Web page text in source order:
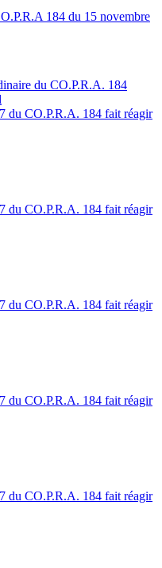
184 du 15 novembre
du CO.P.R.A. 184
du CO.P.R.A. 184 fait réagir
du CO.P.R.A. 184 fait réagir
du CO.P.R.A. 184 fait réagir
du CO.P.R.A. 184 fait réagir
du CO.P.R.A. 184 fait réagir